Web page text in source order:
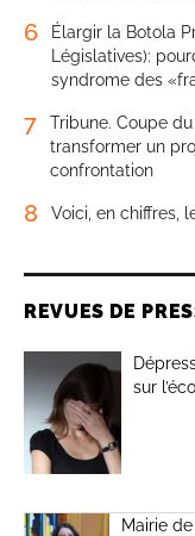
6
Élargir la Botola
Législatives):
syndrome des
7
Tribune. Coupe
transformer un
confrontation
8 Voici, en chiffres,
REVUES DE
sur
Mairie